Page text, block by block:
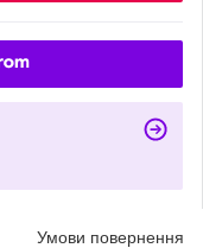
Умови повернення